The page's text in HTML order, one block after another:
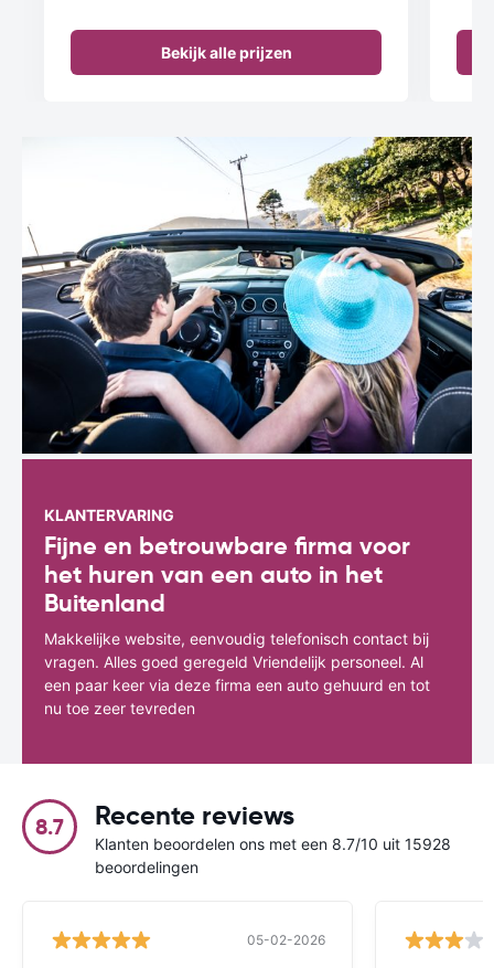
Bekijk alle prijzen
KLANTERVARING
Fijne en betrouwbare firma voor
het huren van een auto in het
Buitenland
Makkelijke website, eenvoudig telefonisch contact bij
vragen. Alles goed geregeld Vriendelijk personeel. Al
een paar keer via deze firma een auto gehuurd en tot
nu toe zeer tevreden
8.7 Recente reviews
Klanten beoordelen ons met een 8.7/10 uit 15928
beoordelingen
05-02-2026